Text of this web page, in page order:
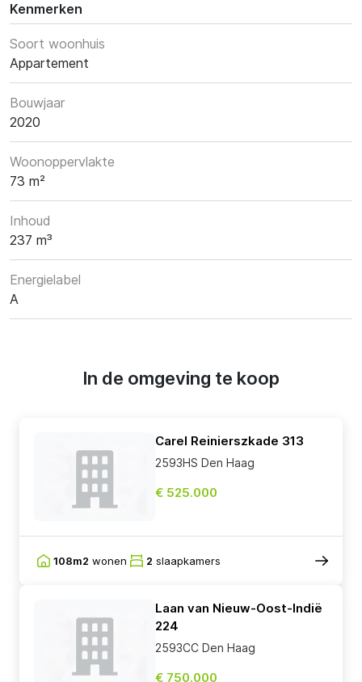
Kenmerken
Soort woonhuis
Appartement
Bouwjaar
2020
Woonoppervlakte
73 m²
Inhoud
237 m³
Energielabel
A
In de omgeving te koop
Carel Reinierszkade 313
2593HS Den Haag
€ 525.000
108m2 wonen 2 slaapkamers
Laan van Nieuw-Oost-Indië
224
2593CC Den Haag
€ 750.000